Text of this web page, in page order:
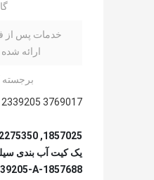
خدمات پس از
ارائه
برجسته
3769017 2339205 کیت های آب بندی سیلندر هیدرولیک لودر
1857025, 2275350, 2275350-A, 376-9017, 376-9017-A, 3769017, 3769017-A, 7X2825, 7X2825-A, 8T6390, 8T6390-A,
1857688-A، 2339205، 2339205-A، کیت های آب بندی سیلندر,